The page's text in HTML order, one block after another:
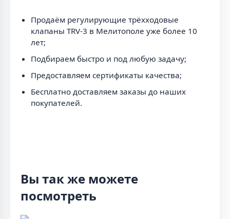
Продаём регулирующие трёхходовые
клапаны TRV-3 в Мелитополе уже более 10
лет;
Подбираем быстро и под любую задачу;
Предоставляем сертификаты качества;
Бесплатно доставляем заказы до наших
покупателей.
Вы так же можете
посмотреть